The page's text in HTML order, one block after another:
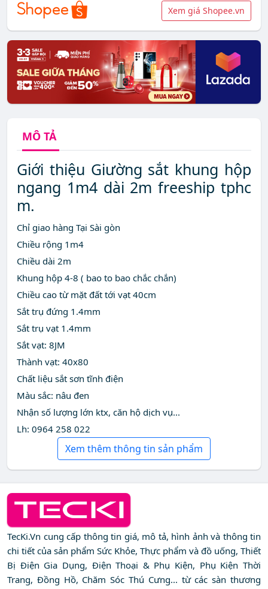
Xem giá Shopee.vn
MÔ TẢ
Giới thiệu Giường sắt khung hộp
ngang 1m4 dài 2m freeship tphc
m.
Chỉ giao hàng Tại Sài gòn
Chiều rộng 1m4
Chiều dài 2m
Khung hộp 4-8 ( bao to bao chắc chắn)
Chiều cao từ mặt đất tới vạt 40cm
Sắt trụ đứng 1.4mm
Sắt trụ vạt 1.4mm
Sắt vạt: 8JM
Thành vạt: 40x80
Chất liệu sắt sơn tĩnh điện
Màu sắc: nâu đen
Nhận số lượng lớn ktx, căn hộ dịch vụ...
Lh: 0964 258 022
Xem thêm thông tin sản phẩm
TecKi.Vn cung cấp thông tin giá, mô tả, hình ảnh và thông tin
chi tiết của sản phẩm Sức Khỏe, Thực phẩm và đồ uống, Thiết
Bị Điện Gia Dụng, Điện Thoại & Phụ Kiện, Phụ Kiện Thời
Trang, Đồng Hồ, Chăm Sóc Thú Cưng... từ các sàn thương